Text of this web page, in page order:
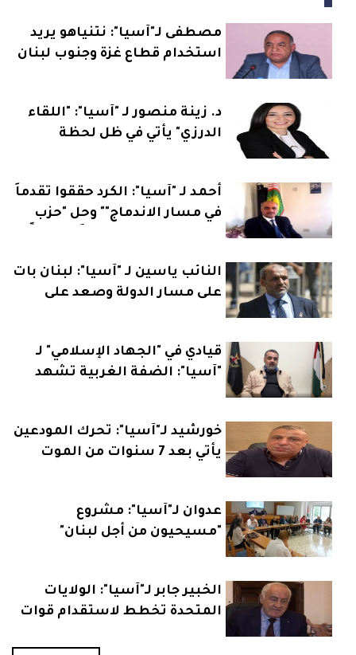
مصطفى لـ"آسيا": نتنياهو يريد
استخدام قطاع غزة وجنوب لبنان
د. زينة منصور لـ "آسيا": "اللقاء
الدرزي" يأتي في ظل لحظة
أحمد لـ "آسيا": الكرد حققوا تقدماً
في مسار الاندماج"" وحل "حزب
النائب ياسين لـ "آسيا": لبنان بات
على مسار الدولة وصعد على
قيادي في "الجهاد الإسلامي" لـ
"آسيا": الضفة الغربية تشهد
خورشيد لـ"آسيا": تحرك المودعين
يأتي بعد 7 سنوات من الموت
عدوان لـ"آسيا": مشروع
"مسيحيون من أجل لبنان"
الخبير جابر لـ"آسيا": الولايات
المتحدة تخطط لاستقدام قوات